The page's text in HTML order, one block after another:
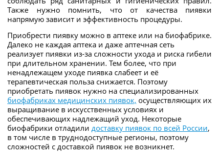
Также нужно помнить, что от качества пиявки
напрямую зависит и эффективность процедуры.
Приобрести пиявку можно в аптеке или на биофабрике.
Далеко не каждая аптека и даже аптечная сеть
реализует пиявки из-за сложности ухода и риска гибели
при длительном хранении. Тем более, что при
ненадлежащем уходе пиявка слабеет и её
терапевтическая польза снижается. Поэтому
приобретать пиявок нужно на специализированных
биофабриках медицинских пиявок, осуществляющих их
выращивание в искусственных условиях и
обеспечивающих надлежащий уход. Некоторые
биофабрики отладили доставку пиявок по всей России,
в том числе в труднодоступные регионы, поэтому
сложностей с доставкой пиявок не возникнет.